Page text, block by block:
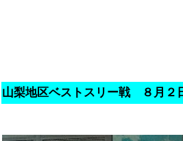
山梨地区ベストスリー戦 ８月２